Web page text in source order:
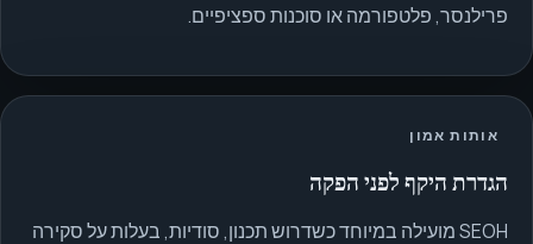
פרילנסר, פלטפורמה או סוכנות ספציפיים.
אותות אמון
הגדרת היקף לפני הפקה
SEOH מועילה במיוחד כשדרוש תכנון, סודיות, בעלות על סקירה